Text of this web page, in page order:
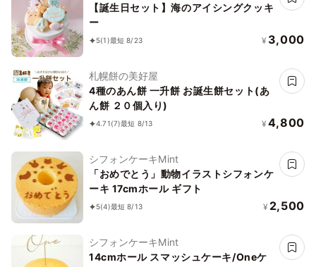
【誕生日セット】海のアイシングクッキ
ー
5(1)最短 8/23 ¥ 3,000
札幌餅の美好屋
4種のあん餅 一升餅 お誕生餅セット(あ
ん餅 ２０個入り)
4.71(7)最短 8/13 ¥ 4,800
シフォンケーキMint
「おめでとう」動物イラストシフォンケ
ーキ 17cmホール ギフト
5(4)最短 8/13 ¥ 2,500
シフォンケーキMint
14cmホール スマッシュケーキ/Oneケ